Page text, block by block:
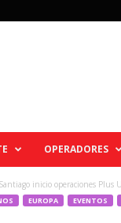
OPERADORES
inicio operaciones Plus
EUROPA EVENTOS